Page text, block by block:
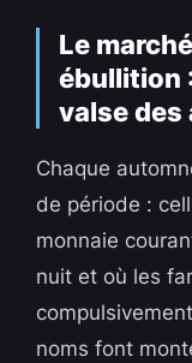
Le
ébullition
valse des
Chaque
de période :
monnaie
nuit et où les
noms font